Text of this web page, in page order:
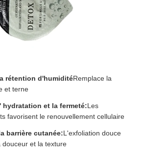
rétention d'humiditéRemplace la
et terne
hydratation et la fermeté:Les
favorisent le renouvellement cellulaire
barrière cutanée:L'exfoliation douce
douceur et la texture